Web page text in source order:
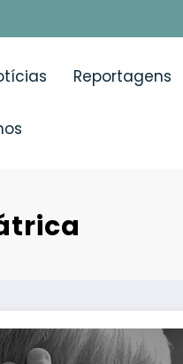
Reportagens